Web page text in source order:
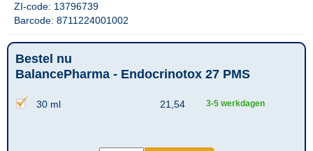
ZI-code: 13796739
Barcode: 8711224001002
Bestel nu
BalancePharma - Endocrinotox 27 PMS
30 ml 21,54 3-5 werkdagen